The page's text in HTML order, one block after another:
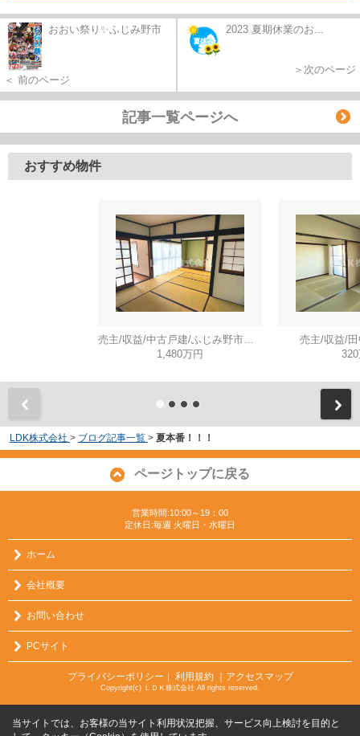
おおい祭り✨ふじみ野市
＜ 前のページ
2023 夏期休業のお...
＞次のページ
記事一覧ページへ
おすすめ物件
1,480万円
売主/収益/
LDK株式会社 > ブログ記事一覧 > 夏本番！！！
ページトップに戻る
営業時間:10:00～19：00
定休日:毎週 火曜日・水曜日
ホーム
会社概要
お問い合わせ
PCサイト
プライバシーポリシー ｜ 利用規約 ｜アクセスマップ
Copyright(c) ＬＤＫ株式会社 All rights reserved.
当サイトでは、お客様の当サイト利用状況把握、サービス向上検討を目的と